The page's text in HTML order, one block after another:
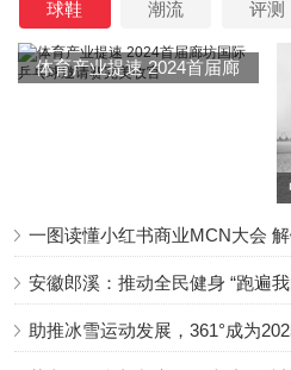
球鞋 潮流 评测
体育产业提速 2024首届廊
安徽郎溪：推动全民健身 “跑遍
助推冰雪运动发展，361°成为